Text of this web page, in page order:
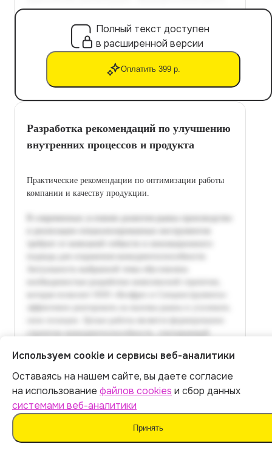
Полный текст доступен
в расширенной версии
Оплатить 399 р.
Разработка рекомендаций по улучшению
внутренних процессов и продукта
Практические рекомендации по оптимизации работы
компании и качеству продукции.
Итог:399р.
Оплатить
Используем cookie и сервисы веб-аналитики
Оставаясь на нашем сайте, вы даете согласие
на использование файлов cookies и сбор данных
системами веб-аналитики
Принять